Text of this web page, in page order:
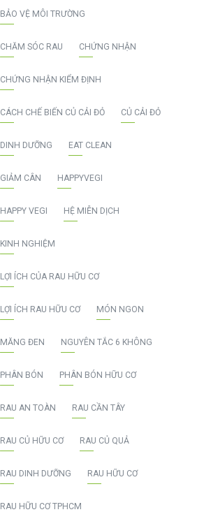
BẢO VỆ MÔI TRƯỜNG
CHĂM SÓC RAU CHỨNG NHẬN
CHỨNG NHẬN KIỂM ĐỊNH
CÁCH CHẾ BIẾN CỦ CẢI ĐỎ CỦ CẢI ĐỎ
DINH DƯỠNG EAT CLEAN
GIẢM CÂN HAPPYVEGI
HAPPY VEGI HỆ MIỄN DỊCH
KINH NGHIỆM
LỢI ÍCH CỦA RAU HỮU CƠ
LỢI ÍCH RAU HỮU CƠ MÓN NGON
MĂNG ĐEN NGUYÊN TẮC 6 KHÔNG
PHÂN BÓN PHÂN BÓN HỮU CƠ
RAU AN TOÀN RAU CẦN TÂY
RAU CỦ HỮU CƠ RAU CỦ QUẢ
RAU DINH DƯỠNG RAU HỮU CƠ
RAU HỮU CƠ TPHCM